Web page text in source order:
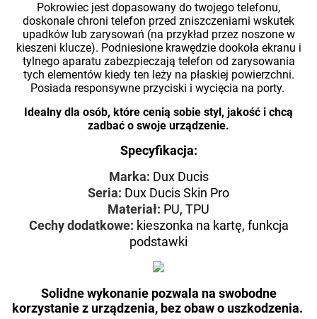
Pokrowiec jest dopasowany do twojego telefonu,
doskonale chroni telefon przed zniszczeniami wskutek
upadków lub zarysowań (na przykład przez noszone w
kieszeni klucze). Podniesione krawędzie dookoła ekranu i
tylnego aparatu zabezpieczają telefon od zarysowania
tych elementów kiedy ten leży na płaskiej powierzchni.
Posiada responsywne przyciski i wycięcia na porty.
Idealny dla osób, które cenią sobie styl, jakość i chcą
zadbać o swoje urządzenie.
Specyfikacja:
Marka: Dux Ducis
Seria: Dux Ducis Skin Pro
Materiał: PU, TPU
Cechy dodatkowe: kieszonka na kartę, funkcja
podstawki
Solidne wykonanie pozwala na swobodne
korzystanie z urządzenia, bez obaw o uszkodzenia.